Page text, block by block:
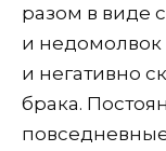
разом в виде
и
и негативно
брака.